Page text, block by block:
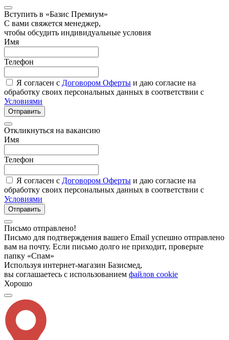
Вступить в «Базис Премиум»
С вами свяжется менеджер,
чтобы обсудить индивидуальные условия
Имя
Телефон
Я согласен с Договором Оферты и даю согласие на
обработку своих персональных данных в соответствии с
Условиями
Отправить
Откликнуться на вакансию
Имя
Телефон
Я согласен с Договором Оферты и даю согласие на
обработку своих персональных данных в соответствии с
Условиями
Отправить
Письмо отправлено!
Письмо для подтверждения вашего Email успешно отправлено
вам на почту. Если письмо долго не приходит, проверьте
папку «Спам»
Используя интернет-магазин Базисмед,
вы соглашаетесь с использованием файлов cookie
Хорошо